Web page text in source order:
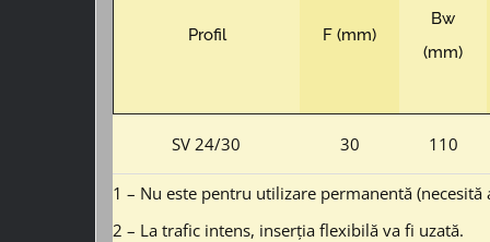
Profil F (mm)
Bw
(mm)
SV 24/30 30 110
1 – Nu este pentru utilizare permanentă
2 – La trafic intens, inserția flexibilă va fi uzată.